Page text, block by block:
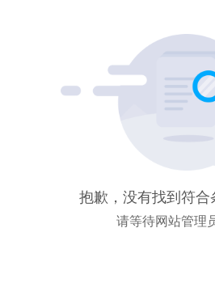
抱歉，没有找到符合
请等待网站管理